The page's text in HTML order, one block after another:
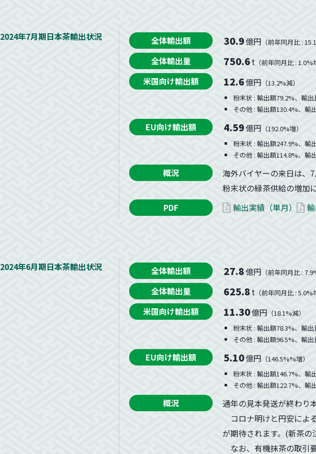
2024年7月期日本茶輸出状況 全体輸出額 30.9億円 （前年同月比 :
全体輸出量 750.6t（前年同月比 : 1.0%
米国向け輸出額 12.6億円 （13.2%減）
粉末状 : 輸出額79.2%、輸出
その他 : 輸出額130.4%、輸
EU向け輸出額 4.59億円 （192.0%増）
粉末状 : 輸出額247.9%、輸
その他 : 輸出額114.8%、輸
概況
海外バイヤーの来日は、
粉末状の緑茶供給の増加
PDF
輸出実績（単月）
2024年6月期日本茶輸出状況 全体輸出額 27.8億円 （前年同月比 :
全体輸出量 625.8t（前年同月比 : 5.0%
米国向け輸出額 11.30億円 （18.1%減）
粉末状 : 輸出額78.3%、輸出
その他 : 輸出額96.5%、輸
EU向け輸出額 5.10億円 （146.5%%増）
粉末状 : 輸出額146.7%、輸
その他 : 輸出額122.7%、輸
概況
通年の見本発送が終わり
コロナ明けと円安によ
が期待されます。(新茶
なお、有機抹茶の取引